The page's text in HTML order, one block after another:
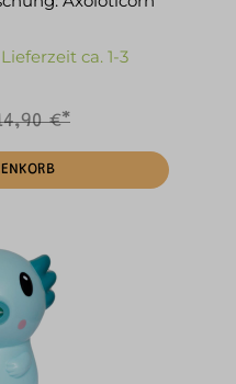
ca. 1-3
€*